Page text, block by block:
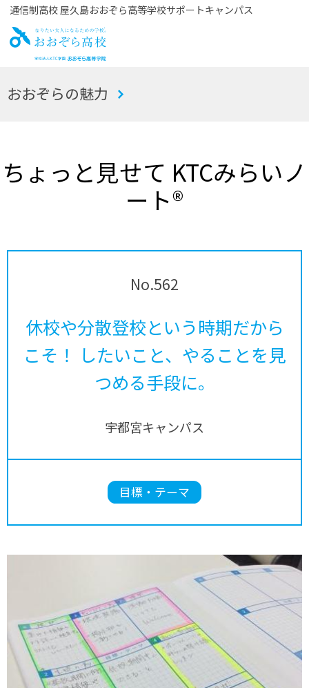
通信制高校 屋久島おおぞら高等学校サポートキャンパス
お
おおぞらの魅力
ちょっと見せて KTCみらいノ
ート®
No.562
休校や分散登校という時期だから
こそ！ したいこと、やることを見
つめる手段に。
宇都宮キャンパス
目標・テーマ